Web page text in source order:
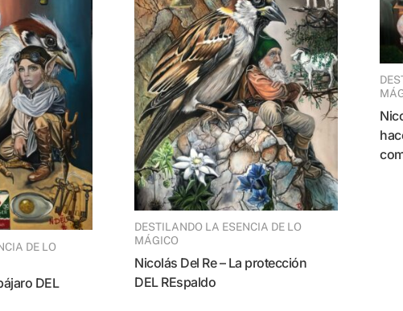
DESTILANDO LA ESENCIA DE LO
MÁGICO
Nicolás Del Re – La protección
DEL REspaldo
DESTILANDO LA ESENCIA DE LO
Nicolás Del Re – Los verdaderos